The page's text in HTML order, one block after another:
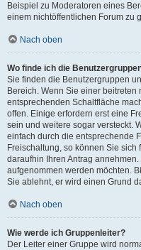
Beispiel zu Moderatoren eines
einem nichtöffentlichen Forum zu
Nach oben
Wo finde ich die
Sie finden die Benutzergruppen
Bereich. Wenn Sie einer
entsprechenden Schaltfläche
offen. Einige erfordern erst eine
sein und weitere sogar versteckt.
einfach durch die entsprechende
Freischaltung, so können Sie
daraufhin Ihren Antrag
aufgenommen werden möchten.
Sie ablehnt, er wird einen Grund
Nach oben
Wie werde ich Gruppenleiter?
Der Leiter einer Gruppe wird